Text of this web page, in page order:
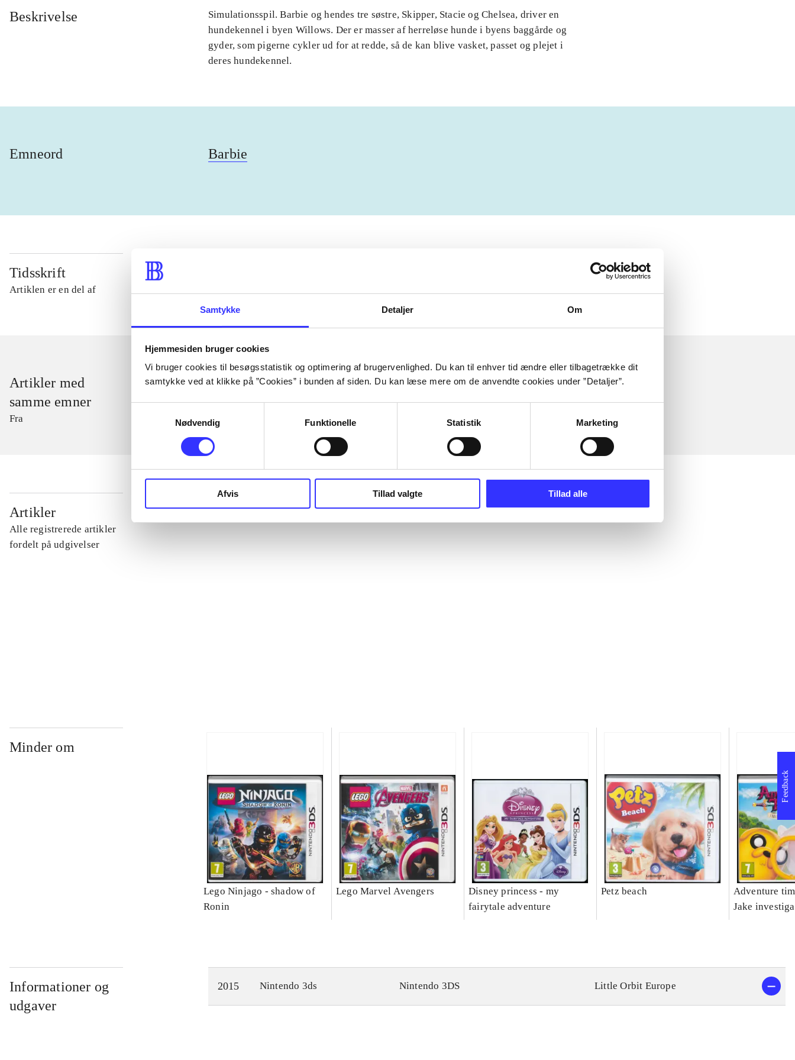
Samtykke Detaljer Om
Hjemmesiden bruger cookies
Vi bruger cookies til besøgsstatistik og optimering af brugervenlighed. Du kan til enhver tid ændre eller tilbagetrække dit
samtykke ved at klikke på ”Cookies” i bunden af siden. Du kan læse mere om de anvendte cookies under ”Detaljer”.
Nødvendig
Funktionelle Statistik Marketing
Afvis Tillad valgte Tillad alle
Beskrivelse
Simulationsspil. Barbie og hendes tre søstre, Skipper, Stacie og Chelsea, driver en
hundekennel i byen Willows. Der er masser af herreløse hunde i byens baggårde og
gyder, som pigerne cykler ud for at redde, så de kan blive vasket, passet og plejet i
deres hundekennel.
Emneord Barbie
Tidsskrift
Artiklen er en del af
Artikler med
samme emner
Fra
Artikler
Alle registrerede artikler
fordelt på udgivelser
Minder om
Lego Ninjago - shadow of
Ronin
Lego Marvel Avengers
Disney princess - my
fairytale adventure
Petz beach
Adventure
Jake
Informationer og
udgaver
2015 Nintendo 3ds Nintendo 3DS Little Orbit Europe
Feedback